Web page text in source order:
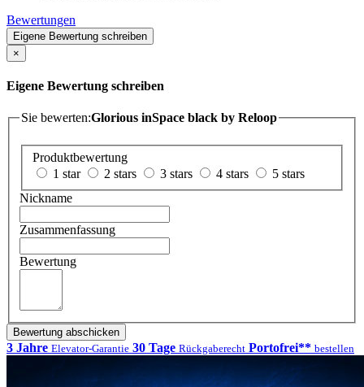
Bewertungen
Eigene Bewertung schreiben
×
Eigene Bewertung schreiben
Sie bewerten:Glorious inSpace black by Reloop
Produktbewertung
1 star
2 stars 3 stars 4 stars
5 stars
Nickname
Zusammenfassung
Bewertung
Bewertung abschicken
3 Jahre Elevator-Garantie 30 Tage Rückgaberecht Portofrei** bestellen